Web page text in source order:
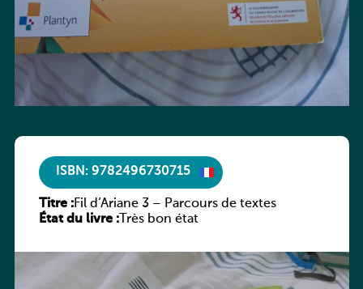
ISBN: 9782496730715
Titre :Fil d’Ariane 3 – Parcours de textes
État du livre :Très bon état